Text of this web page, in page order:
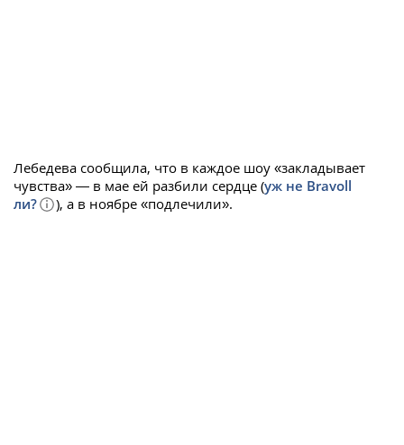
Лебедева сообщила, что в каждое шоу «закладывает
чувства» — в мае ей разбили сердце (уж не Bravoll
ли?
), а в ноябре «подлечили».